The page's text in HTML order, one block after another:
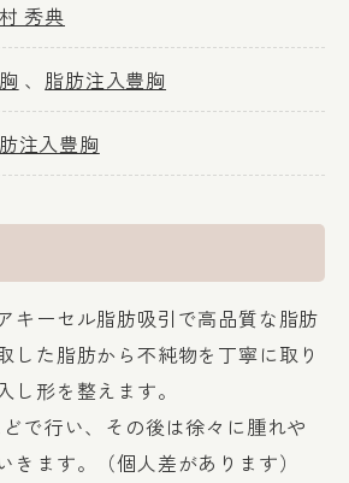
秀典
脂肪注入豊胸
注入豊胸
キーセル脂肪吸引で高品質な脂肪
した脂肪から不純物を丁寧に取り
し形を整えます。
で行い、その後は徐々に腫れや
きます。（個人差があります）